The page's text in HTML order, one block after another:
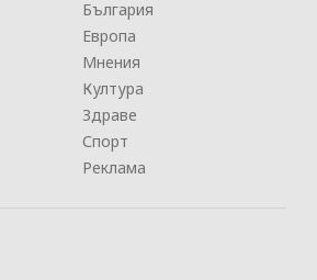
България
Европа
Мнения
Култура
Здраве
Спорт
Реклама